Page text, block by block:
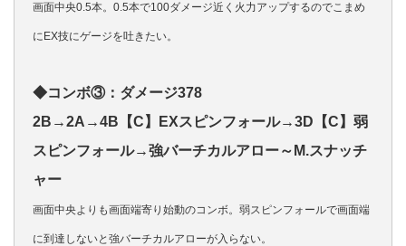
画面中央0.5本。0.5本で100ダメージ近く火力アップするのでこまめ
にEX技にゲージを吐きたい。
◆コンボ③：ダメージ378
2B→2A→4B【C】EXスピンフォール→3D【C】弱
スピンフォール→強バーチカルアロー～M.スナッチ
ャー
画面中央よりも画面端寄り始動のコンボ。弱スピンフォールで画面端
に到達しないと強バーチカルアローが入らない。